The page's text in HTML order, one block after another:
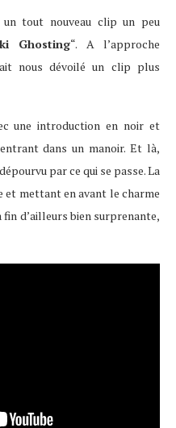
tout nouveau clip un peu
Ghosting“. A l’approche
nous dévoilé un clip plus
une introduction en noir et
dans un manoir. Et là,
par ce qui se passe. La
mettant en avant le charme
fin d’ailleurs bien surprenante,